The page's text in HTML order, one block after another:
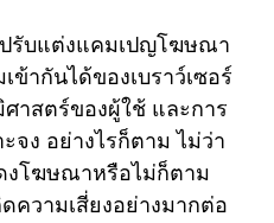
รับแต่งแคมเปญโฆษณา
ข้ากันได้ของเบราว์เซอร์
าสตร์ของผู้ใช้ และการ
จง อย่างไรก็ตาม ไม่ว่า
งโฆษณาหรือไม่ก็ตาม
ความเสี่ยงอย่างมากต่อ